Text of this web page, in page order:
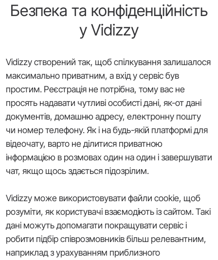
Безпека та конфіденційність
у Vidizzy
Vidizzy створений так, щоб спілкування залишалося
максимально приватним, а вхід у сервіс був
простим. Реєстрація не потрібна, тому вас не
просять надавати чутливі особисті дані, як-от дані
документів, домашню адресу, електронну пошту
чи номер телефону. Як і на будь-якій платформі для
відеочату, варто не ділитися приватною
інформацією в розмовах один на один і завершувати
чат, якщо щось здається підозрілим.
Vidizzy може використовувати файли cookie, щоб
розуміти, як користувачі взаємодіють із сайтом. Такі
дані можуть допомагати покращувати сервіс і
робити підбір співрозмовників більш релевантним,
наприклад з урахуванням приблизного